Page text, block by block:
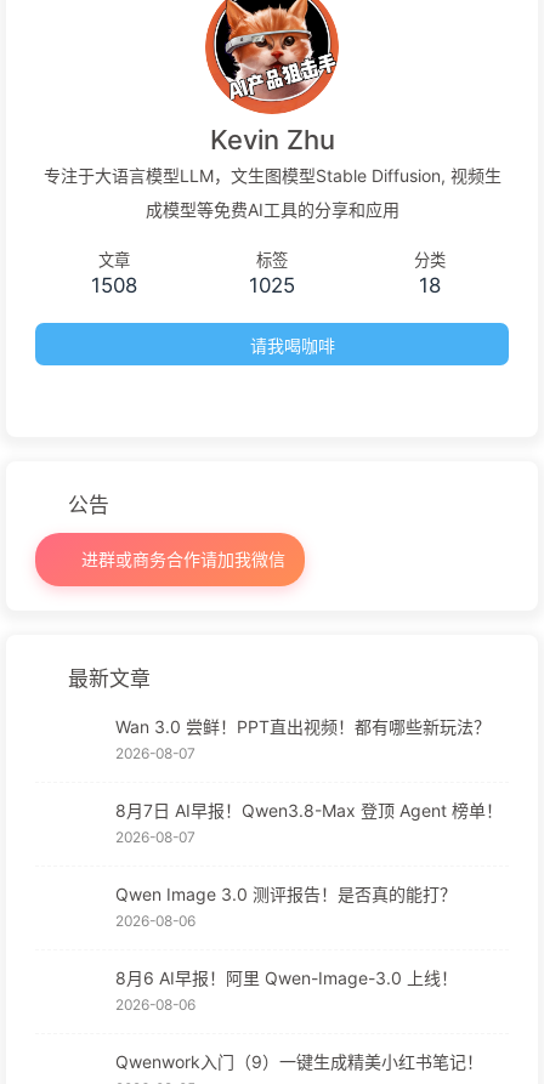
Kevin Zhu
专注于大语言模型LLM，文生图模型Stable Diffusion, 视频生
成模型等免费AI工具的分享和应用
文章
1508
标签
1025
分类
18
请我喝咖啡
公告
进群或商务合作请加我微信
最新文章
Wan 3.0 尝鲜！PPT直出视频！都有哪些新玩法？
2026-08-07
8月7日 AI早报！Qwen3.8-Max 登顶 Agent 榜单！
2026-08-07
Qwen Image 3.0 测评报告！是否真的能打？
2026-08-06
8月6 AI早报！阿里 Qwen-Image-3.0 上线！
2026-08-06
Qwenwork入门（9）一键生成精美小红书笔记！